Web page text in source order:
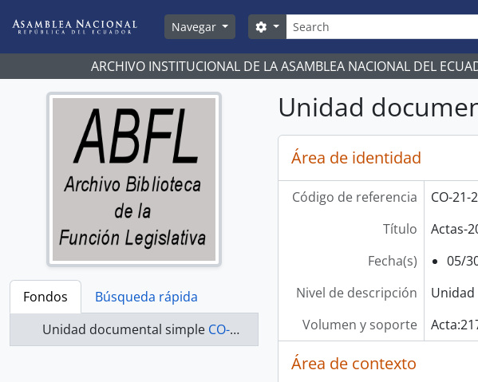
Navegar
Búsqueda
Search options
ARCHIVO INSTITUCIONAL DE LA ASAMBLEA NACIONAL DEL
Fondos
Búsqueda rápida
Unidad documental simple CO-21-250 - Actas-2000-2002
Unidad
Área de identidad
Código de referencia
CO-21-
Título
Actas-
Fecha(s)
05/
Nivel de descripción
Volumen y soporte
Área de contexto